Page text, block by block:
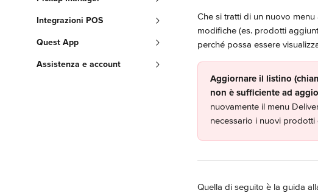
Integrazioni POS
Quest App
Assistenza e account
Che si tratti di un nuovo
modifiche (es. prodotti
perché possa essere
Aggiornare il listino
non è sufficiente ad
nuovamente il menu
necessario i nuovi
Quella di seguito è la guida